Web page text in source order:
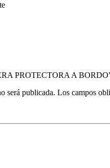
PROTECTORA A
será publicada. Los campos